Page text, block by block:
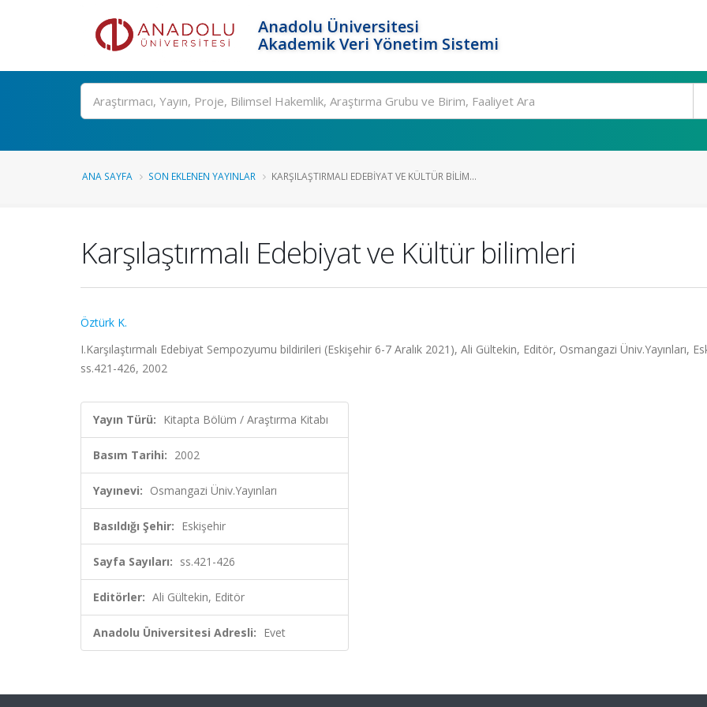
Anadolu Üniversitesi
Akademik Veri Yönetim Sistemi
Ara
ANA SAYFA SON EKLENEN YAYINLAR KARŞILAŞTIRMALI EDEBIYAT VE KÜLTÜR BILIM...
Karşılaştırmalı Edebiyat ve Kültür bilimleri
Öztürk K.
I.Karşılaştırmalı Edebiyat Sempozyumu bildirileri (Eskişehir 6-7 Aralık 2021), Ali Gültekin, Editör, Osmangazi Üniv.Yayınları,
ss.421-426, 2002
Yayın Türü: Kitapta Bölüm / Araştırma Kitabı
Basım Tarihi: 2002
Yayınevi: Osmangazi Üniv.Yayınları
Basıldığı Şehir: Eskişehir
Sayfa Sayıları: ss.421-426
Editörler: Ali Gültekin, Editör
Anadolu Üniversitesi Adresli: Evet